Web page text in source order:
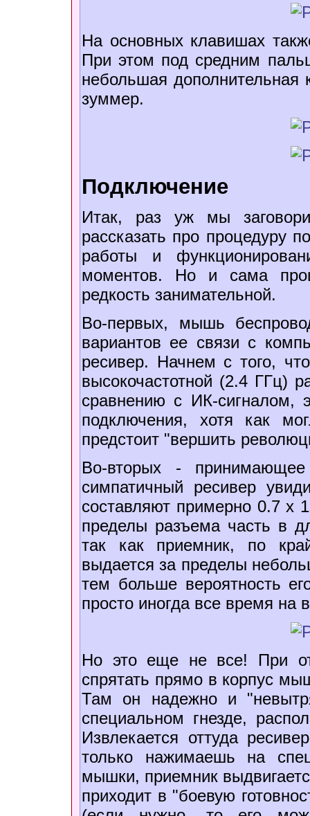
На основных клавишах
При этом под средним
небольшая дополнительная
зуммер.
Подключение
Итак, раз уж мы
рассказать про процедуру
работы и
моментов. Но и сама
редкость занимательной.
Во-первых, мышь
вариантов ее связи с
ресивер. Начнем с того,
высокочастотной (2.4 ГГц)
сравнению с ИК-сигналом,
подключения, хотя как
предстоит "вершить
Во-вторых -
симпатичный ресивер
составляют примерно 0.7 х
пределы разъема часть в
так как приемник, по
выдается за пределы
тем больше вероятность
просто иногда все время на
Но это еще не все! При
спрятать прямо в корпус
Там он надежно и
специальном гнезде,
Извлекается оттуда
только нажимаешь на
мышки, приемник
приходит в "боевую